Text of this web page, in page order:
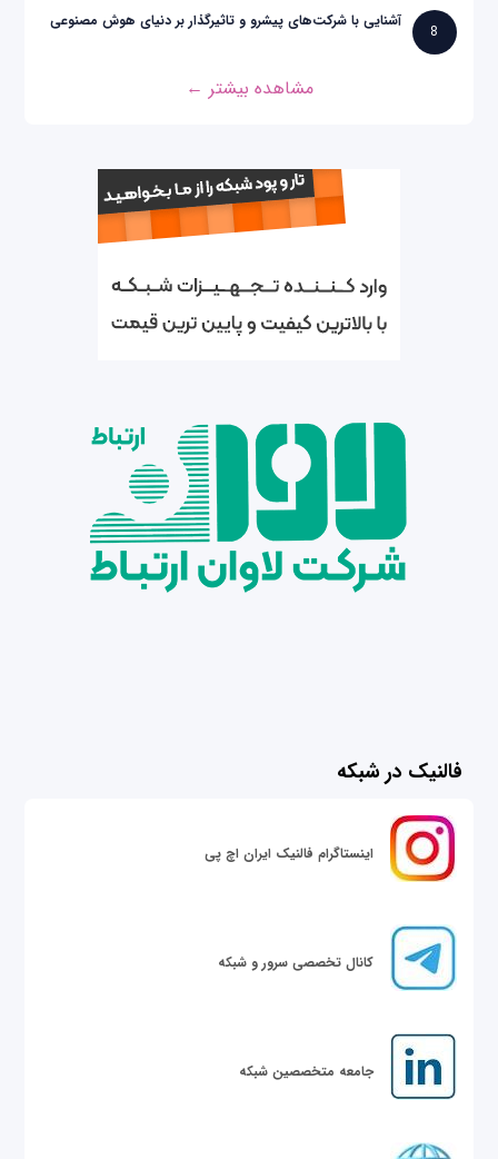
8
آشنایی با شرکت‌های پیشرو و تاثیرگذار بر دنیای هوش مصنوعی
مشاهده بیشتر ←
فالنیک در شبکه
اینستاگرام فالنیک ایران اچ پی
کانال تخصصی سرور و شبکه
جامعه متخصصین شبکه